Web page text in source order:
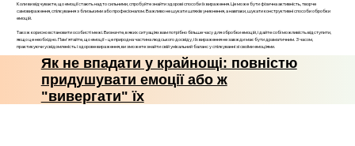
Коли ви відчуваєте, що емоції стають надто сильними, спробуйте знайти здорові способи їх вираження. Це може бути фізична активність, творче
самовираження, спілкування з близькими або професіоналом. Важливо не шукати шляхів уникнення, а навпаки, шукати конструктивні способи обробки
емоцій.
Також корисно встановити особисті межі. Визначте, в яких ситуаціях вам потрібно більше часу для обробки емоцій, і дайте собі можливість відступити,
якщо це необхідно. Пам'ятайте, що емоції – це природна частина людського досвіду, і їх вираження не завжди має бути драматичним. З часом,
практикуючи усвідомленість і здорове вираження, ви зможете знайти свій унікальний баланс у спілкуванні зі своїми емоціями.
Як не впадати у крайнощі: повністю
придушувати емоції або ж
"вивергати" їх